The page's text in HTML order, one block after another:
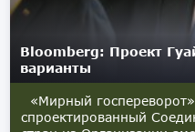
Bloomberg: Проект
варианты
«Мирный
спроектированный